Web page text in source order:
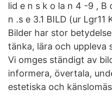
lid e n s k o la n 4 -9 ,
n .s e 3.1 BILD (ur Lgr11
Bilder har stor
tänka, lära och uppleva
Vi omges ständigt av
informera, övertala,
estetiska och